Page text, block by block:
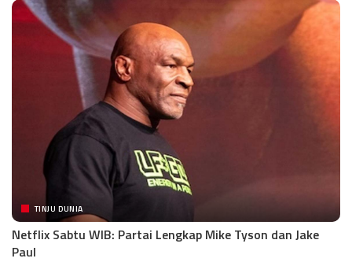
TINJU DUNIA
Netflix Sabtu WIB: Partai Lengkap Mike Tyson dan Jake
Paul